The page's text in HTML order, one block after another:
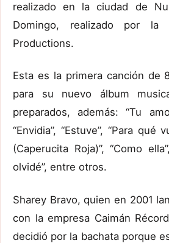
realizado en la ciudad de
Domingo, realizado por la
Productions.
Esta es la primera canción de
para su nuevo álbum
preparados, además: “Tu
“Envidia”, “Estuve”, “Para qué
(Caperucita Roja)”, “Como
olvidé”, entre otros.
Sharey Bravo, quien en 2001
con la empresa Caimán
decidió por la bachata porque